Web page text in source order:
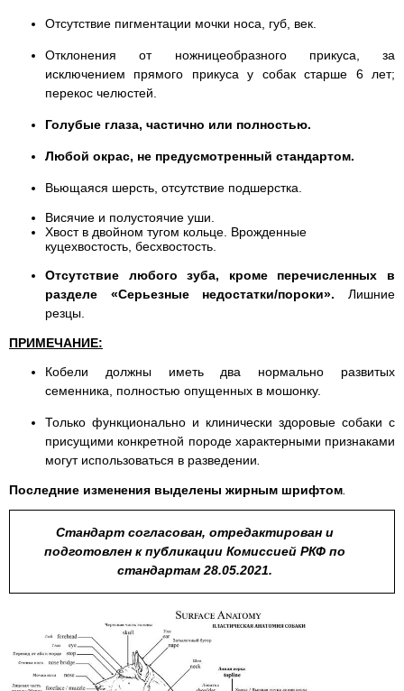
Отсутствие пигментации мочки носа, губ, век.
Отклонения от ножницеобразного прикуса, за
исключением прямого прикуса у собак старше 6 лет;
перекос челюстей.
Голубые глаза, частично или полностью.
Любой окрас, не предусмотренный стандартом.
Вьющаяся шерсть, отсутствие подшерстка.
Висячие и полустоячие уши.
Хвост в двойном тугом кольце. Врожденные
куцехвостость, бесхвостость.
Отсутствие любого зуба, кроме перечисленных в
разделе «Серьезные недостатки/пороки». Лишние
резцы.
ПРИМЕЧАНИЕ:
Кобели должны иметь два нормально развитых
семенника, полностью опущенных в мошонку.
Только функционально и клинически здоровые собаки с
присущими конкретной породе характерными признаками
могут использоваться в разведении
Последние изменения выделены жирным шрифтом
Стандарт согласован, отредактирован и
подготовлен к публикации Комиссией РКФ по
стандартам 28.05.2021.